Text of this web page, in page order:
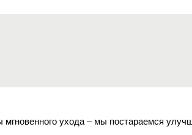
ухода – мы постараемся